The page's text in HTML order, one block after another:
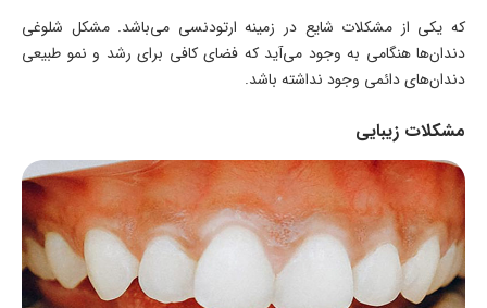
که یکی از مشکلات شایع در زمینه ارتودنسی می‌باشد. مشکل شلوغی
دندان‌ها هنگامی به وجود می‌آید که فضای کافی برای رشد و نمو طبیعی
دندان‌های دائمی وجود نداشته باشد.
مشکلات زیبایی